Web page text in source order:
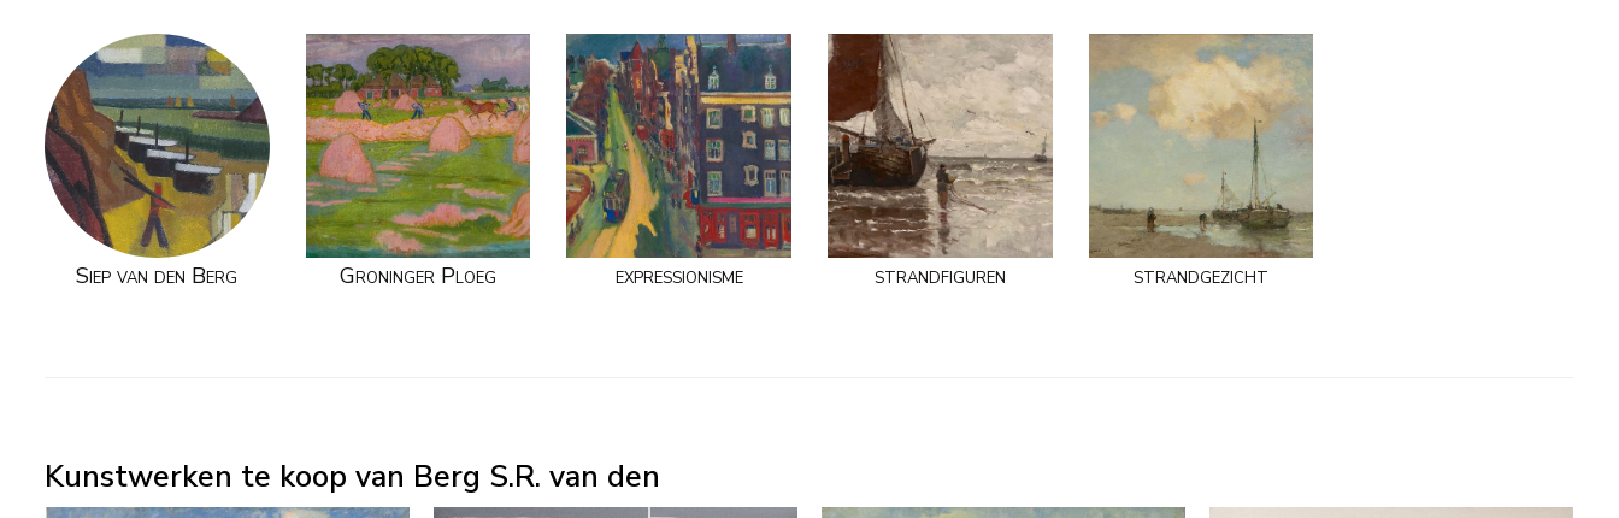
Siep van den Berg Groninger Ploeg expressionisme strandfiguren strandgezicht
Kunstwerken te koop van Berg S.R. van den